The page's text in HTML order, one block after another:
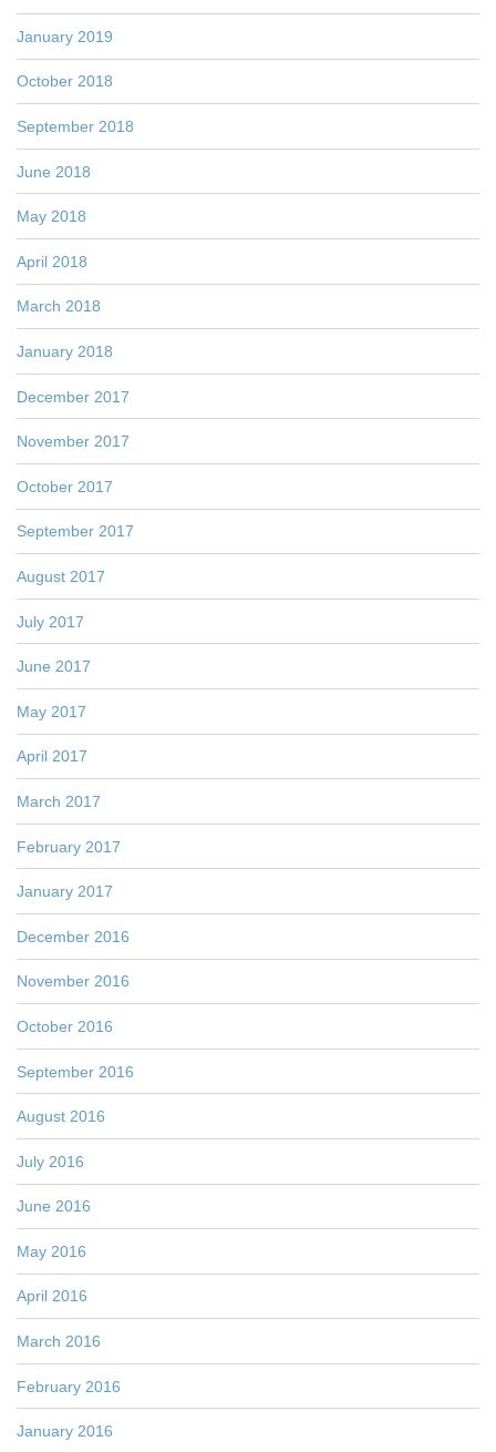
January 2019
October 2018
September 2018
June 2018
May 2018
April 2018
March 2018
January 2018
December 2017
November 2017
October 2017
September 2017
August 2017
July 2017
June 2017
May 2017
April 2017
March 2017
February 2017
January 2017
December 2016
November 2016
October 2016
September 2016
August 2016
July 2016
June 2016
May 2016
April 2016
March 2016
February 2016
January 2016